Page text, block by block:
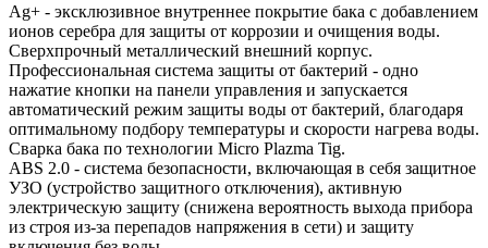
Ag+ - эксклюзивное внутреннее покрытие бака с добавлением
ионов серебра для защиты от коррозии и очищения воды.
Сверхпрочный металлический внешний корпус.
Профессиональная система защиты от бактерий - одно
нажатие кнопки на панели управления и запускается
автоматический режим защиты воды от бактерий, благодаря
оптимальному подбору температуры и скорости нагрева воды.
Сварка бака по технологии Micro Plazma Tig.
ABS 2.0 - система безопасности, включающая в себя защитное
УЗО (устройство защитного отключения), активную
электрическую защиту (снижена вероятность выхода прибора
из строя из-за перепадов напряжения в сети) и защиту